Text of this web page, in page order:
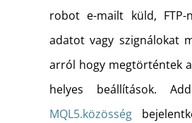
robot e-mailt küld,
adatot vagy szignálokat
arról hogy megtörténtek
helyes beállítások.
MQL5.közösség